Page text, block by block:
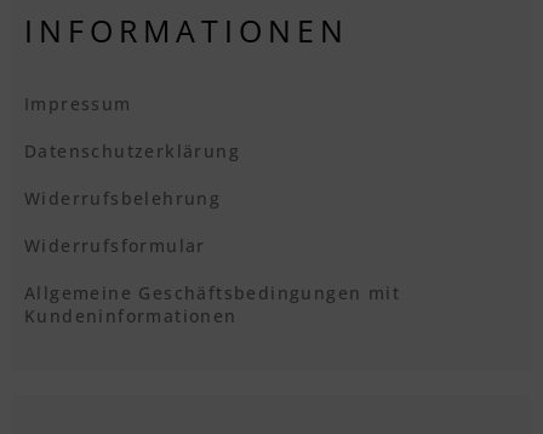
INFORMATIONEN
Impressum
Datenschutzerklärung
Widerrufsbelehrung
Widerrufsformular
Allgemeine Geschäftsbedingungen mit
Kundeninformationen